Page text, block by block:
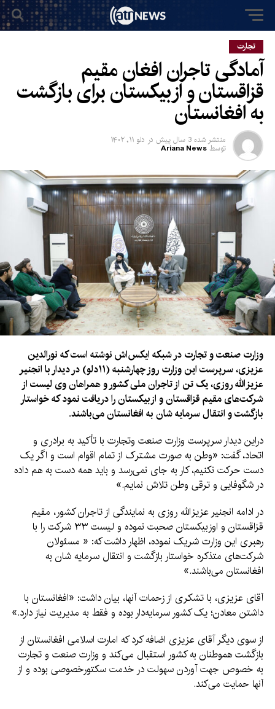
تجارت
آمادگی تاجران افغان مقیم
قزاقستان و ازبیکستان برای بازگشت
به افغانستان
منتشر شده 3 سال پیش در دلو ۱۱, ۱۴۰۲
توسط Ariana News
وزارت صنعت و تجارت در شبکه ایکس‌اش نوشته است که نورالدین
عزیزی، سرپرست این وزارت روز چهارشنبه (۱۱دلو) در دیدار با انجنیر
عزیزالله روزی، یک تن از تاجران ملی کشور و همراهان وی لیست از
شرکت‌های مقیم قزاقستان و ازبیکستان را دریافت نمود که خواستار
بازگشت و انتقال سرمایه‌ شان به افغانستان می‌باشند.
دراین دیدار سرپرست وزارت صنعت وتجارت با تأکید به برادری و
اتحاد، گفت: «وطن به صورت مشترک از تمام اقوام است و اگر یک
دست حرکت نکنیم، کار به جای نمی‌رسد و باید همه دست به هم داده
در شگوفایی و ترقی وطن تلاش نمایم.»
در ادامه انجنیر عزیزالله روزی به نمایندگی از تاجران کشور،‌ مقیم
قزاقستان و اوزبیکستان صحبت نموده و لیست ۳۳ شرکت را با
رهبری این وزارت شریک نموده، اظهار داشت که: « مسئولان
شرکت‌های متذکره خواستار بازگشت و انتقال سرمایه‌ شان به
افغانستان می‌باشند.»
آقای عزیزی، با تشکری از زحمات آنها، بیان داشت: «افغانستان با
داشتن معادن؛ یک کشور سرمایه‌دار بوده و فقط به مدیریت نیاز دارد.»
از سوی دیگر آقای عزیزی اضافه کرد که امارت اسلامی افغانستان از
بازگشت هموطنان به کشور استقبال می‌کند و وزارت صنعت و تجارت
به خصوص جهت آوردن سهولت در خدمت سکتورخصوصی بوده و از
آنها حمایت می‌کند.